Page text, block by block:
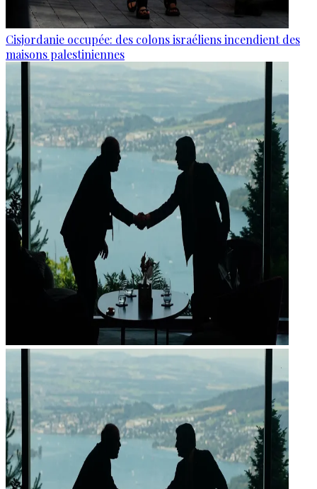
Cisjordanie occupée: des colons israéliens incendient des
maisons palestiniennes